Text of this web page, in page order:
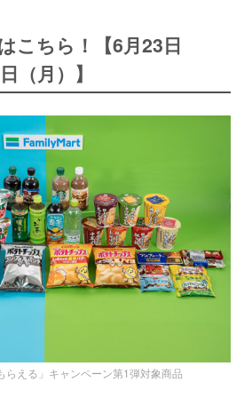
こちら！【6月23日
（月）】
らえる」キャンペーン第1弾対象商品